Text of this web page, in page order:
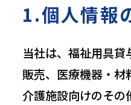
1.個人情報
当社は、福祉用具
販売、医療機器・材
介護施設向けのその